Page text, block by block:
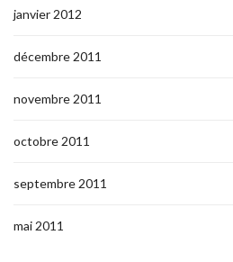
janvier 2012
décembre 2011
novembre 2011
octobre 2011
septembre 2011
mai 2011